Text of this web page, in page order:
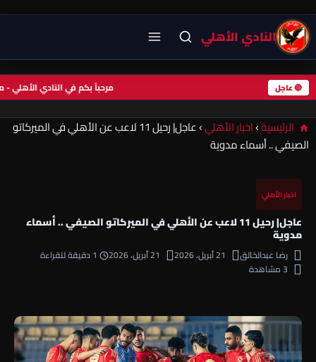
النادي الأهلي
🔴 عاجل مرحباً بكم في النادي
الرئيسية›اخبار الأهلي›
عاجل| رحيل 11 لاعب عن الأهلي في الميركاتو
الصيفي .. أسماء مدوية
اخبار الأهلي
عاجل| رحيل 11 لاعب عن الأهلي في الميركاتو الصيفي .. أسماء
مدوية
رضا عبدالخالق 21 أبريل، 2026 21 أبريل، 2026
1 دقيقة للقراءة
3 مشاهدة